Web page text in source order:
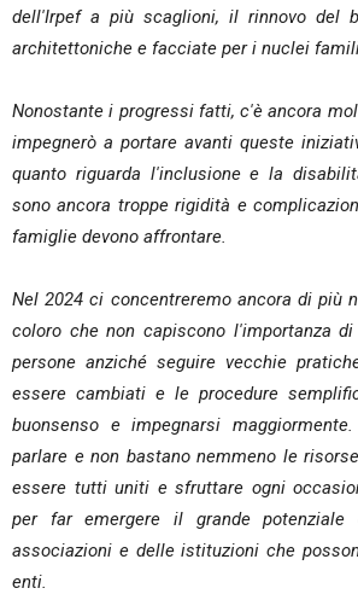
dell'Irpef a più scaglioni, il rinnovo del
architettoniche e facciate per i nuclei
Nonostante i progressi fatti, c'è ancora
impegnerò a portare avanti queste
quanto riguarda l'inclusione e la
sono ancora troppe rigidità e
famiglie devono affrontare.
Nel 2024 ci concentreremo ancora di più
coloro che non capiscono l'importanza
persone anziché seguire vecchie
essere cambiati e le procedure
buonsenso e impegnarsi
parlare e non bastano nemmeno le
essere tutti uniti e sfruttare ogni
per far emergere il grande potenziale
associazioni e delle istituzioni che
enti.